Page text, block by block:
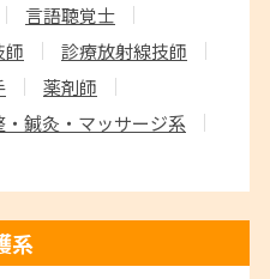
言語聴覚士
師
診療放射線技師
薬剤師
・鍼灸・マッサージ系
系